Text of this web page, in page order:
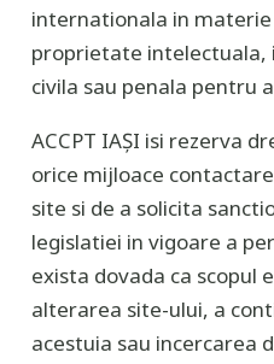
internationala in
proprietate intelectuala,
civila sau penala pentru
ACCPT IAȘI isi rezerva
orice mijloace
site si de a solicita
legislatiei in vigoare a
exista dovada ca scopul
alterarea site-ului, a
acestuia sau incercarea